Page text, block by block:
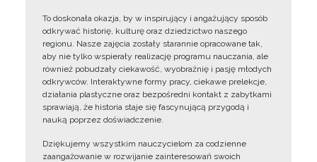
To doskonała okazja, by w inspirujący i angażujący sposób
odkrywać historię, kulturę oraz dziedzictwo naszego
regionu. Nasze zajęcia zostały starannie opracowane tak,
aby nie tylko wspierały realizację programu nauczania, ale
również pobudzały ciekawość, wyobraźnię i pasję młodych
odkrywców. Interaktywne formy pracy, ciekawe prelekcje,
działania plastyczne oraz bezpośredni kontakt z zabytkami
sprawiają, że historia staje się fascynującą przygodą i
nauką poprzez doświadczenie.
Dziękujemy wszystkim nauczycielom za codzienne
zaangażowanie w rozwijanie zainteresowań swoich